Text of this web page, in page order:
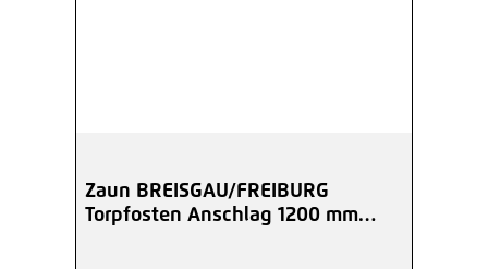
Zaun BREISGAU/FREIBURG
Torpfosten Anschlag 1200 mm